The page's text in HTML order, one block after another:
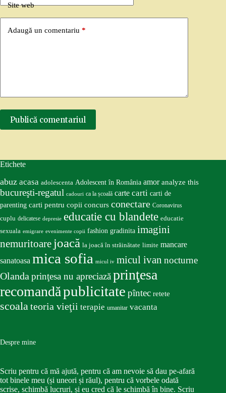
Site web
Adaugă un comentariu *
Publică comentariul
Etichete
abuz acasa adolescenta Adolescent în România amor analyze this
bucureşti-regatul cadouri ca la școală carte carti carti de
parenting carti pentru copii concurs conectare Coronavirus
cuplu delicatese depresie educatie cu blandete educatie
sexuala emigrare evenimente copii fashion gradinita imagini
nemuritoare joacă la joacă în străinătate limite mancare
sanatoasa mica sofia micul iv micul ivan nocturne
Olandaprinţesa nu apreciazăprinţesa
recomandăpublicitate pîntec retete
scoalateoria vieţii terapie umanitar vacanta
Despre mine
Scriu pentru că mă ajută, pentru că am nevoie să dau pe-afară
tot binele meu (și uneori și răul), pentru că vorbele odată
scrise, schimbă lucruri, și eu cred că le schimbă în bine. Scriu